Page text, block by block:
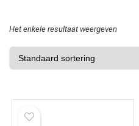
Het enkele resultaat weergeven